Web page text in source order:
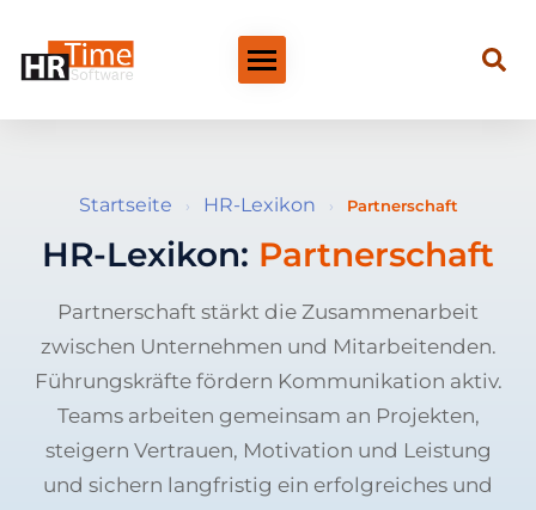
Startseite › HR-Lexikon › Partnerschaft
HR-Lexikon: Partnerschaft
Partnerschaft stärkt die Zusammenarbeit
zwischen Unternehmen und Mitarbeitenden.
Führungskräfte fördern Kommunikation aktiv.
Teams arbeiten gemeinsam an Projekten,
steigern Vertrauen, Motivation und Leistung
und sichern langfristig ein erfolgreiches und